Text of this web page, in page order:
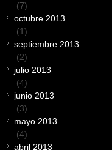
(7)
octubre 2013
(1)
septiembre 2013
(2)
julio 2013
(4)
junio 2013
(3)
mayo 2013
(4)
abril 2013